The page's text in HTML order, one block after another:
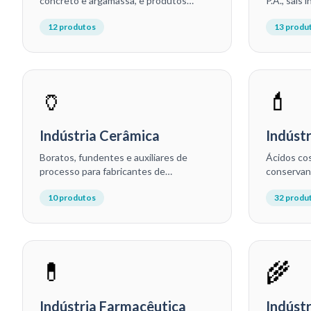
moldados e fabricantes de materiais.
12 produtos 13
🏺
Indústria Cerâmica
Boratos, fundentes e auxiliares de
processo para fabricantes de
porcelanas e refratários.
10produtos
💄
Ácidos
higiene
32
💊
Indústria Farmacêutica
🌾